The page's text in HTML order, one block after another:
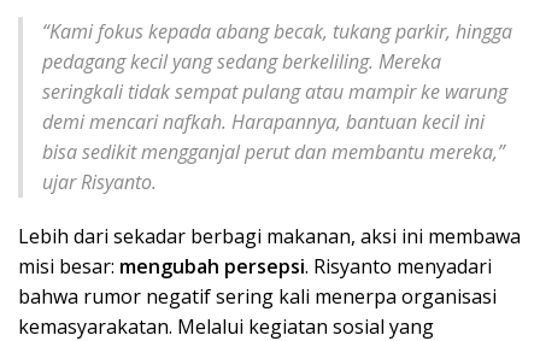
“Kami fokus kepada abang becak, tukang parkir, hingga
pedagang kecil yang sedang berkeliling. Mereka
seringkali tidak sempat pulang atau mampir ke warung
demi mencari nafkah. Harapannya, bantuan kecil ini
bisa sedikit mengganjal perut dan membantu mereka,”
ujar Risyanto.
Lebih dari sekadar berbagi makanan, aksi ini membawa
misi besar: mengubah persepsi. Risyanto menyadari
bahwa rumor negatif sering kali menerpa organisasi
kemasyarakatan. Melalui kegiatan sosial yang